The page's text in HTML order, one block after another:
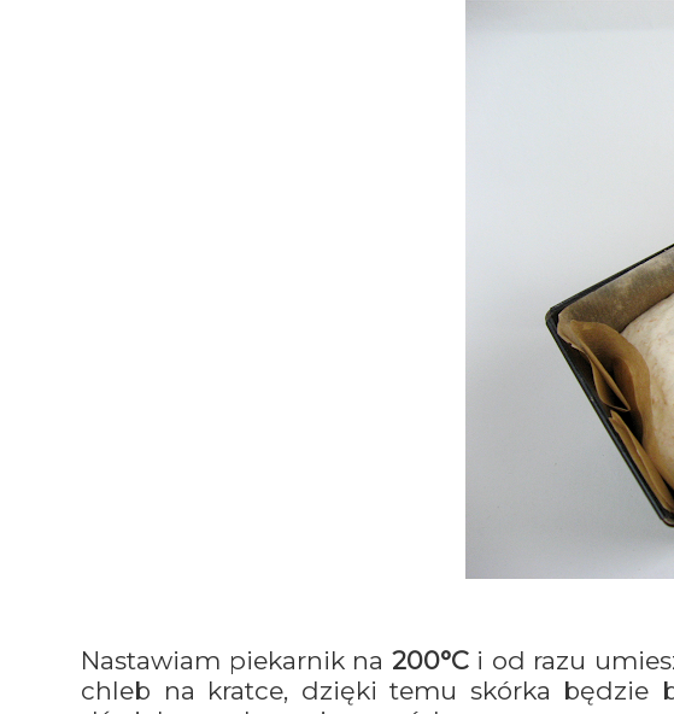
Nastawiam piekarnik na 200°Ci od razu
chleb na kratce, dzięki temu skórka będzie